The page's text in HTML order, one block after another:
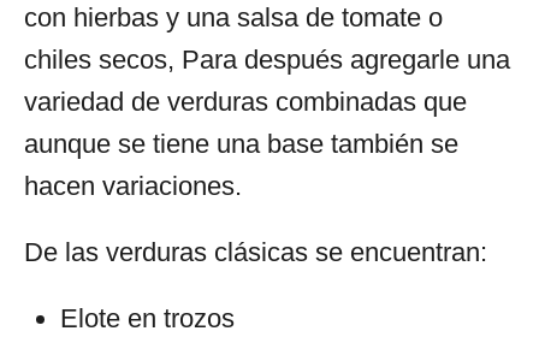
con hierbas y una salsa de tomate o
chiles secos, Para después agregarle una
variedad de verduras combinadas que
aunque se tiene una base también se
hacen variaciones.
De las verduras clásicas se encuentran:
Elote en trozos